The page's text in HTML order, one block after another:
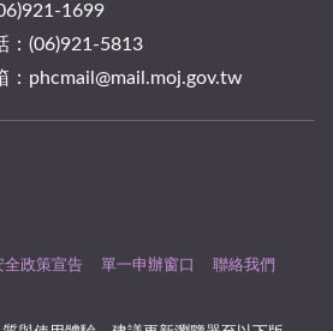
1699
：(06)921-5813
：phcmail@mail.moj.gov.tw
全政策宣告 單一申辦窗口 聯絡我們